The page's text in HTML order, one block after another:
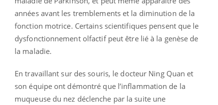
années avant les tremblements et la diminution de la
fonction motrice. Certains scientifiques pensent que le
dysfonctionnement olfactif peut être lié à la genèse de
la maladie.
En travaillant sur des souris, le docteur Ning Quan et
son équipe ont démontré que l’inflammation de la
muqueuse du nez déclenche par la suite une